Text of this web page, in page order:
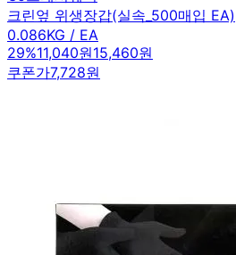
크린엎 위생장갑(실속_500매입 EA)
0.086KG / EA
29%11,040원15,460원
쿠폰가7,728원